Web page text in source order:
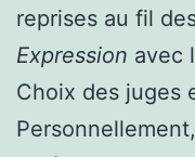
reprises au fil
Expression avec
Choix des juges